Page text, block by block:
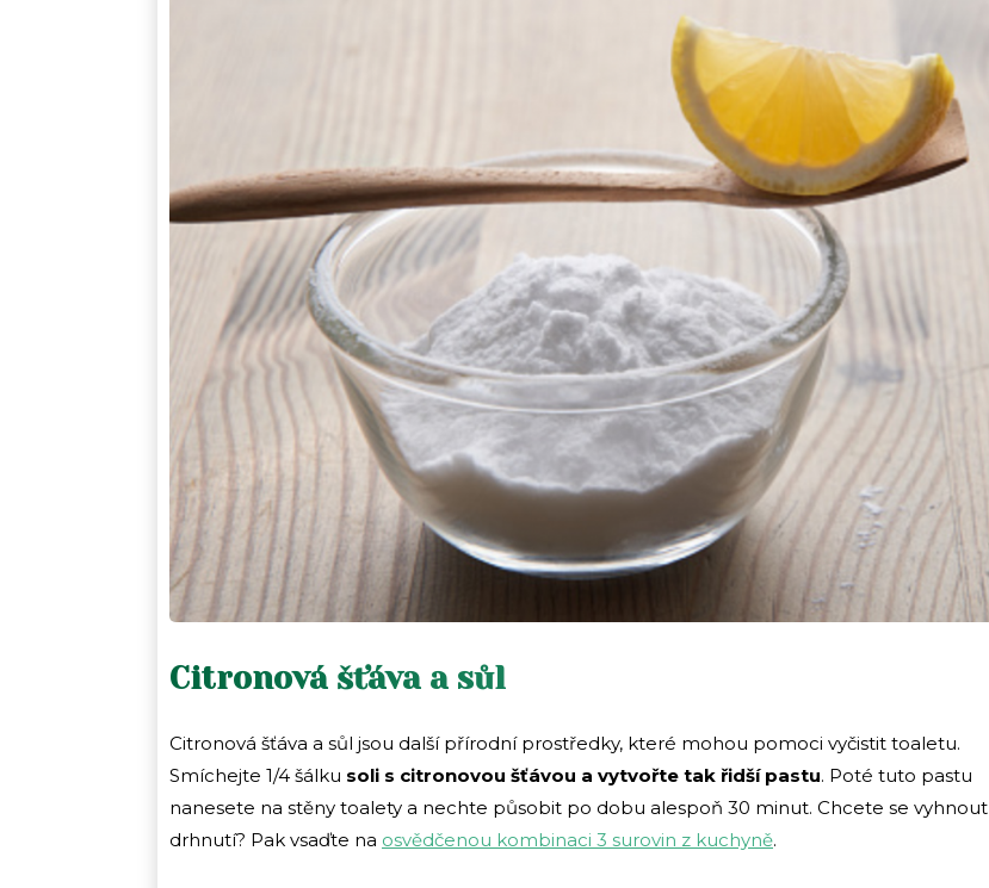
Citronová šťáva a sůl
Citronová šťáva a sůl jsou další přírodní prostředky, které mohou pomoci vyčistit toaletu.
Smíchejte 1/4 šálku soli s citronovou šťávou a vytvořte tak řidší pastu. Poté tuto pastu
nanesete na stěny toalety a nechte působit po dobu alespoň 30 minut. Chcete se vyhnout
drhnutí? Pak vsaďte na osvědčenou kombinaci 3 surovin z kuchyně.